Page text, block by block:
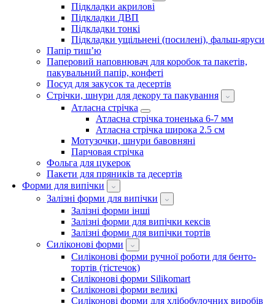
Підкладки акрилові
Підкладки ДВП
Підкладки тонкі
Підкладки ущільнені (посилені), фальш-яруси
Папір тиш’ю
Паперовий наповнювач для коробок та пакетів,
пакувальний папір, конфеті
Посуд для закусок та десертів
Стрічки, шнури для декору та пакування
Атласна стрічка
Атласна стрічка тоненька 6-7 мм
Атласна стрічка широка 2.5 см
Мотузочки, шнури бавовняні
Парчовая стрічка
Фольга для цукерок
Пакети для пряників та десертів
Форми для випічки
Залізні форми для випічки
Залізні форми інші
Залізні форми для випічки кексів
Залізні форми для випічки тортів
Силіконові форми
Силіконові форми ручної роботи для бенто-
тортів (тістечок)
Силіконові форми Silikomart
Силіконові форми великі
Силіконові форми для хлібобулочних виробів